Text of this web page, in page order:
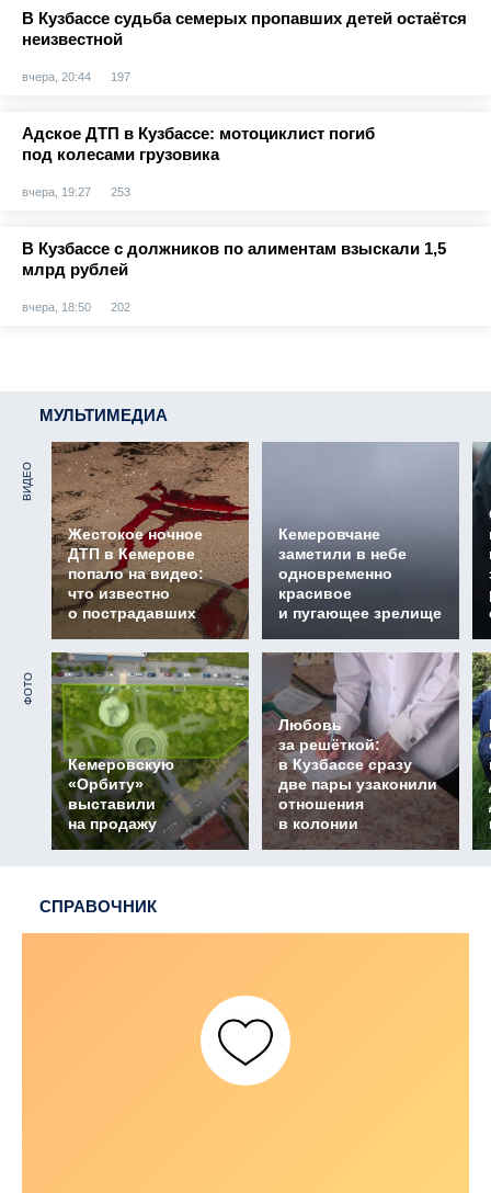
В Кузбассе судьба семерых пропавших детей остаётся
неизвестной
вчера, 20:44 197
Адское ДТП в Кузбассе: мотоциклист погиб
под колесами грузовика
вчера, 19:27 253
В Кузбассе с должников по алиментам взыскали 1,5
млрд рублей
вчера, 18:50 202
МУЛЬТИМЕДИА
ВИДЕО
Жестокое ночное
ДТП в Кемерове
попало на видео:
что известно
о пострадавших
Кемеровчане
заметили в небе
одновременно
красивое
и пугающее зрелище
ФОТО
Кемеровскую
«Орбиту»
выставили
на продажу
Любовь
за решёткой:
в Кузбассе сразу
две пары узаконили
отношения
в колонии
СПРАВОЧНИК